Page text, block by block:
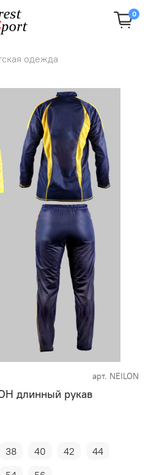
0
одежда
арт. NEILON
длинный рукав
38 40 42
44